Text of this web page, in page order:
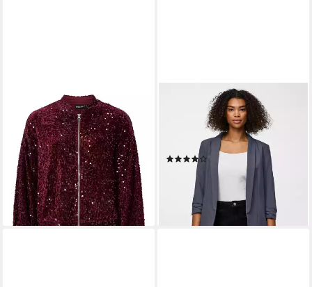
Jackenblazer PCKAM LS
BOMBER JRS BC
45,99 € UVP54,99 €
-16%
lieferbar - in 2-3 Werktagen bei dir
Blusenblazer PCBOSELLA
3/4 BLAZER NOOS
Materialmix, regular fit
(184)
39,90 €
lieferbar - in 2-3 Werktagen bei dir